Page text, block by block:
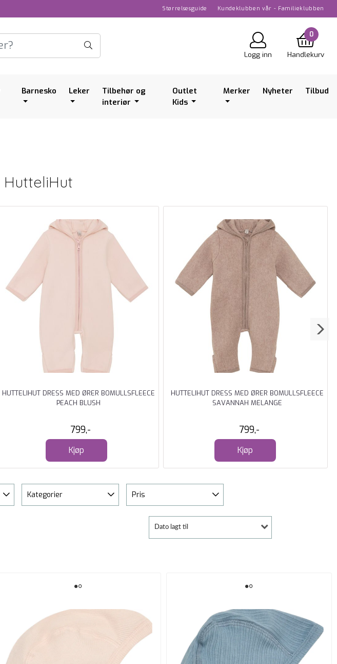
Størrelsesguide Kundeklubben vår - Familieklubben
Logg inn
0
Handlekurv
Barnesko Leker
Tilbehør og
interiør
Outlet
Kids
Merker Nyheter Tilbud
HutteliHut
HUTTELIHUT DRESS MED ØRER BOMULLSFLEECE
PEACH BLUSH
799,-
Kjøp
HUTTELIHUT DRESS MED ØRER BOMULLSFLEECE
SAVANNAH MELANGE
799,-
Kjøp
Kategorier Pris
Dato lagt til